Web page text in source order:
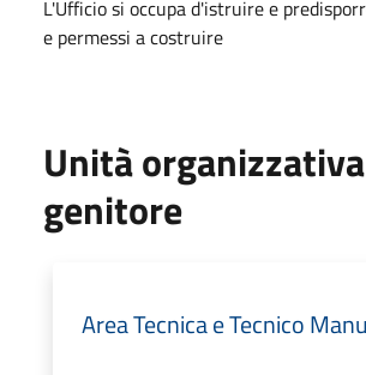
L'Ufficio si occupa d'istruire e
e permessi a costruire
Unità organizzativa
genitore
Area Tecnica e Tecnico